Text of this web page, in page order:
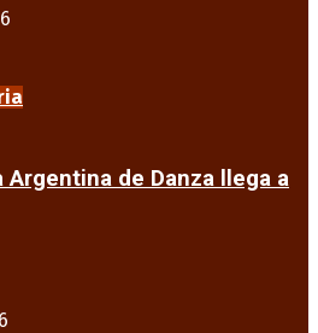
Argentina de Danza llega a